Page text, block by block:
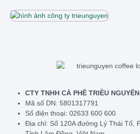
CTY TNHH CÀ PHÊ TRIỀU NGUYÊN
Mã số DN: 5801317791
Số điện thoại: 02633 600 600
Địa chỉ: Số 120A đường Lý Thái Tổ,